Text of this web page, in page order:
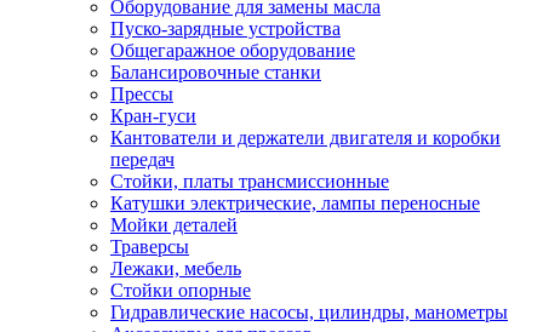
Оборудование для замены масла
Пуско-зарядные устройства
Общегаражное оборудование
Балансировочные станки
Прессы
Кран-гуси
Кантователи и держатели двигателя и коробки
передач
Стойки, платы трансмиссионные
Катушки электрические, лампы переносные
Мойки деталей
Траверсы
Лежаки, мебель
Стойки опорные
Гидравлические насосы, цилиндры, манометры